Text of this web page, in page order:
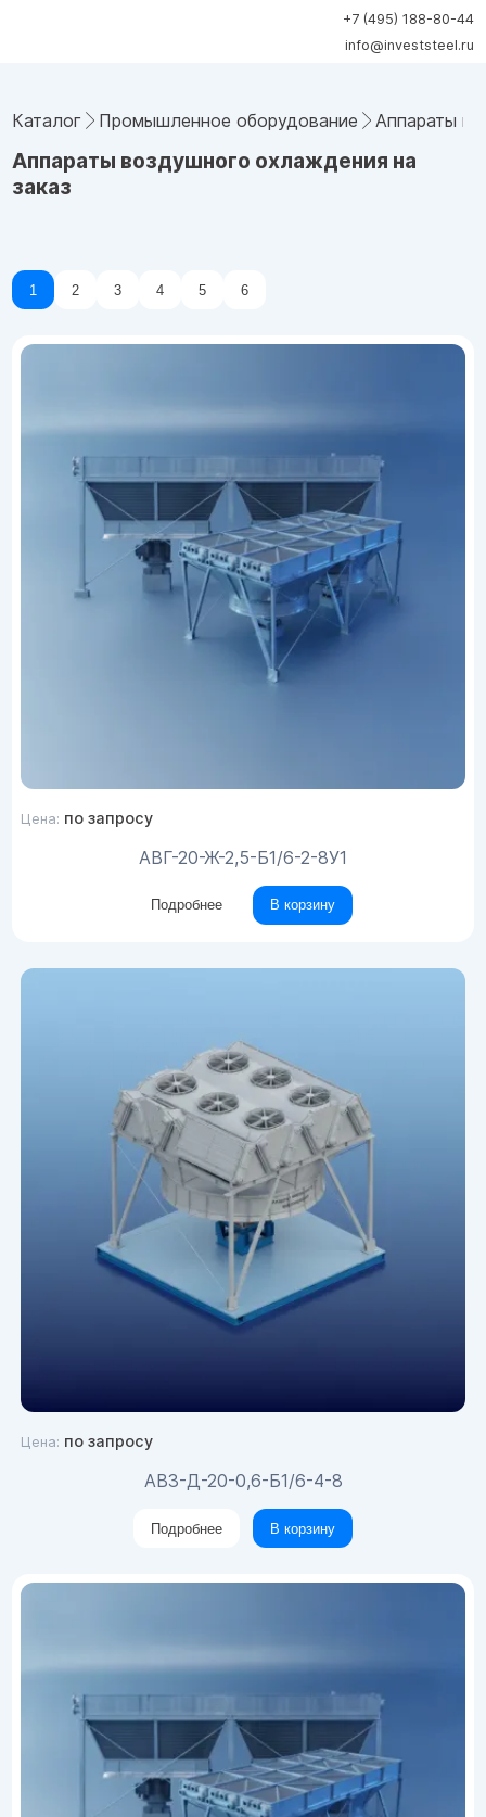
+7 (495) 188-80-44
info@investsteel.ru
Каталог Промышленное оборудование Аппараты
Аппараты воздушного охлаждения на
заказ
1 2 3 4 5 6
Цена: по запросу
АВГ-20-Ж-2,5-Б1/6-2-8У1
Подробнее В корзину
Цена: по запросу
АВЗ-Д-20-0,6-Б1/6-4-8
Подробнее В корзину